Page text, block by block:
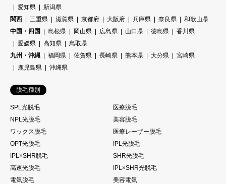
愛知県
新潟県
関西
三重県 滋賀県 京都府 大阪府 兵庫県 奈良県
和歌山県
中国・四国
島根県 岡山県 広島県 山口県 徳島県
香川県
愛媛県
高知県
鳥取県
九州・沖縄
福岡県 佐賀県 長崎県 熊本県 大分県
宮崎県
鹿児島県
沖縄県
脱毛種別
SPL光脱毛
医療脱毛
NPL光脱毛
美容脱毛
ワックス脱毛
医療レーザー脱毛
OPT光脱毛
IPL光脱毛
IPL×SHR脱毛
SHR光脱毛
高速光脱毛
IPL×SHR光脱毛
電気脱毛
美容電気